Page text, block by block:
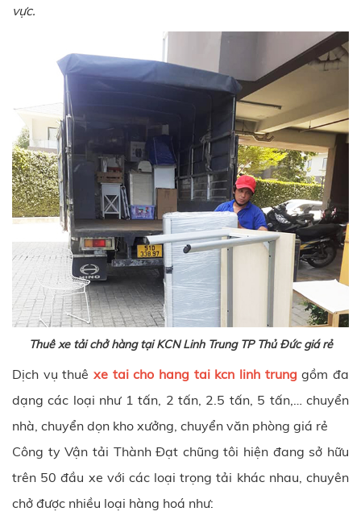
vực.
Thuê xe tải chở hàng tại KCN Linh Trung TP Thủ Đức giá rẻ
Dịch vụ thuê xe tai cho hang tai kcn linh trung gồm đa
dạng các loại như 1 tấn, 2 tấn, 2.5 tấn, 5 tấn,… chuyển
nhà, chuyển dọn kho xưởng, chuyển văn phòng giá rẻ
Công ty Vận tải Thành Đạt chũng tôi hiện đang sở hữu
trên 50 đầu xe với các loại trọng tải khác nhau, chuyên
chở được nhiều loại hàng hoá như: